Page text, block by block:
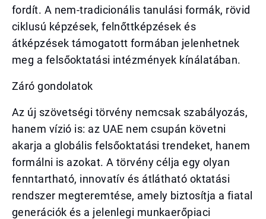
fordít. A nem-tradicionális tanulási formák, rövid
ciklusú képzések, felnőttképzések és
átképzések támogatott formában jelenhetnek
meg a felsőoktatási intézmények kínálatában.
Záró gondolatok
Az új szövetségi törvény nemcsak szabályozás,
hanem vízió is: az UAE nem csupán követni
akarja a globális felsőoktatási trendeket, hanem
formálni is azokat. A törvény célja egy olyan
fenntartható, innovatív és átlátható oktatási
rendszer megteremtése, amely biztosítja a fiatal
generációk és a jelenlegi munkaerőpiaci